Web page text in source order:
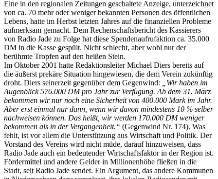
Eine in den regionalen Zeitungen geschaltete Anzeige, unterzeichnet
von ca. 70 mehr oder weniger bekannten Personen des öffentlichen
Lebens, hatte im Herbst letzten Jahres auf die finanziellen Probleme
aufmerksam gemacht. Dem Rechenschaftsbericht des Kassierers
von Radio Jade zu Folge hat diese Spendenaufrufaktion ca. 35.000
DM in die Kasse gespült. Nicht schlecht, aber wohl nur der
berühmte Tropfen auf den heißen Stein.
Im Oktober 2001 hatte Redaktionsleiter Michael Diers bereits auf
die äußerst prekäre Situation hingewiesen, die dem Verein zukünftig
droht. Diers seinerzeit gegenüber dem Gegenwind: „Wir haben im
Augenblick 576.000 DM pro Jahr zur Verfügung. Ab dem 31. März
bekommen wir nur noch eine Sicherheit von 400.000 Mark im Jahr.
Aber erst einmal nur dann, wenn wir davon mindestens 10 % selber
nachweisen können. Das heißt, wir werden 170.000 DM weniger
bekommen als in der Vergangenheit.“ (Gegenwind Nr. 174). Was
fehlt, ist vor allem die Unterstützung aus Wirtschaft und Politik. Der
Vorstand des Vereins wird nicht müde, darauf hinzuweisen, dass
Radio Jade auch ein bedeutender Wirtschaftsfaktor in der Region ist.
Fördermittel und andere Gelder in Millionenhöhe fließen in die
Stadt, seit Radio Jade sendet. Ein Argument, das andere Kommunen